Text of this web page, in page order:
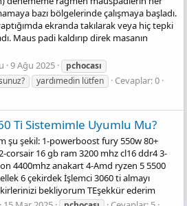
bazı bölgelerinde çalışmaya başladı.
ekranda takılarak veya hiç tepki
Maus padi kaldırıp direk masanın
9 Ağu 2025
pchocası
yardımedin lütfen
Cevaplar: 0
Ti Sistemimle Uyumlu Mu?
şu şekil: 1-powerboost fury 550w 80+
corsair 16 gb ram 3200 mhz cl16 ddr4 3-
4400mhz anakart 4-Amd ryzen 5 5500
6 çekirdek İşlemci 3060 ti almayı
bekliyorum TEşekkür ederim